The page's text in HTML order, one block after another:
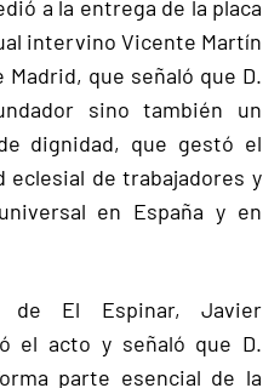
a la entrega de la placa
intervino Vicente Martín
Madrid, que señaló que D.
sino también un
dignidad, que gestó el
eclesial de trabajadores y
en España y en
de El Espinar, Javier
el acto y señaló que D.
parte esencial de la